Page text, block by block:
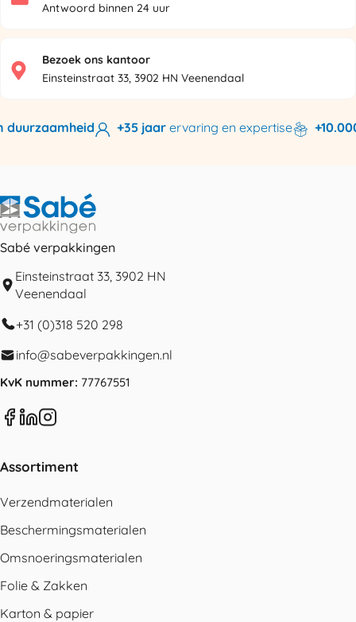
Antwoord binnen 24 uur
Bezoek ons kantoor
Einsteinstraat 33, 3902 HN Veenendaal
+35 jaarervaring en expertise
Sabé verpakkingen
Einsteinstraat 33, 3902 HN
Veenendaal
+31 (0)318 520 298
info@sabeverpakkingen.nl
KvK nummer: 77767551
Assortiment
Verzendmaterialen
Beschermingsmaterialen
Omsnoeringsmaterialen
Folie & Zakken
Karton & papier